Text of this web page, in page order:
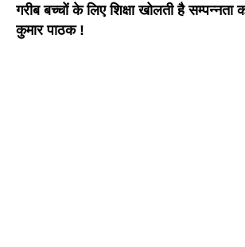
गरीब बच्चों के लिए शिक्षा खोलती है सम्पन्नता
कुमार पाठक !